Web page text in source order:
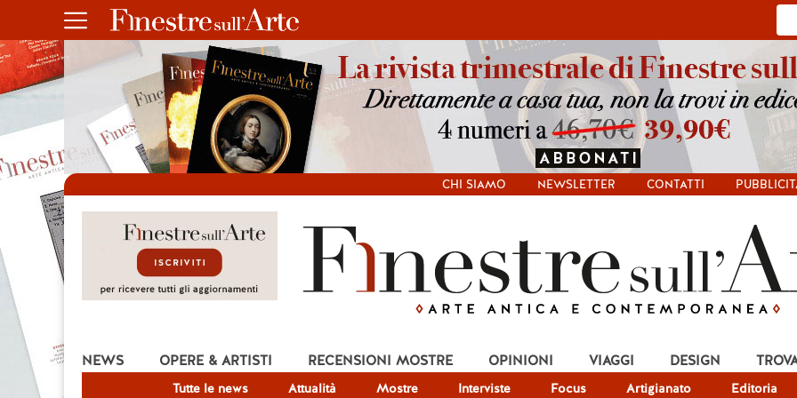
CHI SIAMO NEWSLETTER CONTATTI
NEWS
Tutte le news Attualità Mostre Interviste Focus Artigianato Editoria
OPERE & ARTISTI RECENSIONI MOSTRE OPINIONI VIAGGI DESIGN